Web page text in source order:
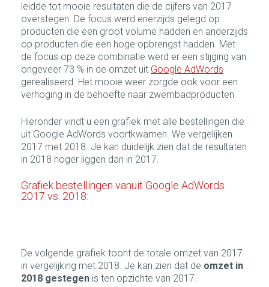
leidde tot mooie resultaten die de cijfers van 2017
overstegen. De focus werd enerzijds gelegd op
producten die een groot volume hadden en anderzijds
op producten die een hoge opbrengst hadden. Met
de focus op deze combinatie werd er een stijging van
ongeveer 73 % in de omzet uit Google AdWords
gerealiseerd. Het mooie weer zorgde ook voor een
verhoging in de behoefte naar zwembadproducten.
Hieronder vindt u een grafiek met alle bestellingen die
uit Google AdWords voortkwamen. We vergelijken
2017 met 2018. Je kan duidelijk zien dat de resultaten
in 2018 hoger liggen dan in 2017.
Grafiek bestellingen vanuit Google AdWords
2017 vs. 2018:
De volgende grafiek toont de totale omzet van 2017
in vergelijking met 2018. Je kan zien dat de omzet in
2018 gestegen is ten opzichte van 2017.